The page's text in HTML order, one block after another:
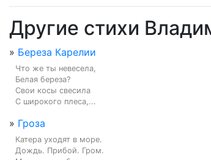
Другие стихи
» Береза Карелии
Что же ты невесела,
Белая береза?
Свои косы свесила
С широкого плеса,...
» Гроза
Катера уходят в море.
Дождь. Прибой. Гром.